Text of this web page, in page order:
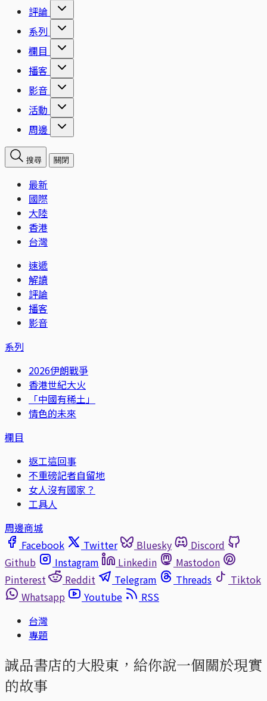
評論
系列
欄目
播客
影音
活動
周邊
搜尋 關閉
最新
國際
大陸
香港
台灣
速遞
解讀
評論
播客
影音
系列
2026伊朗戰爭
香港世紀大火
「中國有稀土」
情色的未來
欄目
返工這回事
不重磅記者自留地
女人沒有國家？
工具人
周邊商城
Facebook
Twitter Bluesky
Discord
Github
Instagram Linkedin
Mastodon
Pinterest
Reddit Telegram Threads
Tiktok
Whatsapp
Youtube
RSS
台灣
專題
誠品書店的大股東，給你說一個關於現實
的故事